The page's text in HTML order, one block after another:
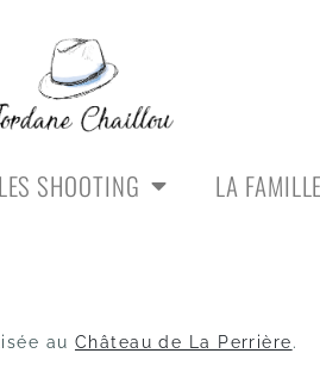
LES SHOOTING LA FAMILLE
au Château de La Perrière.